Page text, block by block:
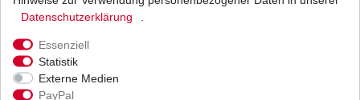
Fahrspass.
Die Iridium Zündkerze hält
mindestens doppelt solange
wie jede normale Zündkerze.
Häufige Zündkerzenwechsel sind
Daten­schutz­erklärung
Essenziell
Statistik
Externe Medien
PayPal